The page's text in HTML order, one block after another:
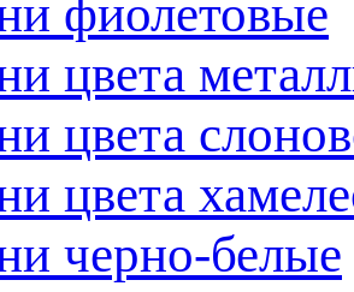
фиолетовые
цвета
цвета
цвета
черно-белые